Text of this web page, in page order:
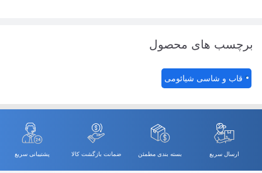
برچسب های محصول
قاب و شاسی شیائومی
ارسال سریع بسته بندی مطمئن ضمانت بازگشت کالا پشتیبانی سریع